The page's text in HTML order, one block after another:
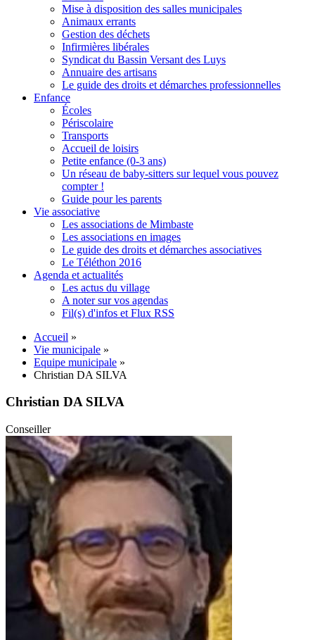
Mise à disposition des salles municipales
Animaux errants
Gestion des déchets
Infirmières libérales
Syndicat du Bassin Versant des Luys
Annuaire des artisans
Le guide des droits et démarches professionnelles
Enfance
Écoles
Périscolaire
Transports
Accueil de loisirs
Petite enfance (0-3 ans)
Un réseau de baby-sitters sur lequel vous pouvez
compter !
Guide pour les parents
Vie associative
Les associations de Mimbaste
Les associations en images
Le guide des droits et démarches associatives
Le Téléthon 2016
Agenda et actualités
Les actus du village
A noter sur vos agendas
Fil(s) d'infos et Flux RSS
Accueil »
Vie municipale »
Equipe municipale »
Christian DA SILVA
Christian DA SILVA
Conseiller